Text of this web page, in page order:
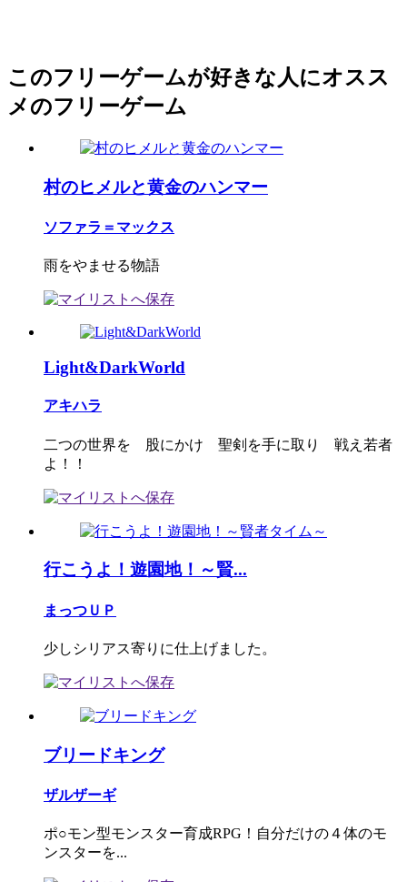
このフリーゲームが好きな人にオスス
メのフリーゲーム
村のヒメルと黄金のハンマー
ソファラ＝マックス
雨をやませる物語
Light&DarkWorld
アキハラ
二つの世界を 股にかけ 聖剣を手に取り 戦え若者
よ！！
行こうよ！遊園地！～賢...
まっつＵＰ
少しシリアス寄りに仕上げました。
ブリードキング
ザルザーギ
ポ○モン型モンスター育成RPG！自分だけの４体のモ
ンスターを...